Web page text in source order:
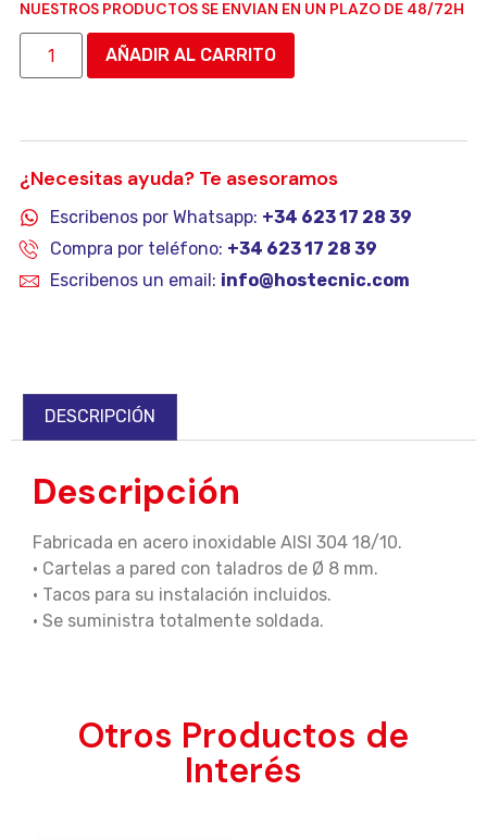
NUESTROS PRODUCTOS SE ENVIAN EN UN PLAZO DE 48/72H
AÑADIR AL CARRITO
¿Necesitas ayuda? Te asesoramos
Escribenos por Whatsapp: +34 623 17 28 39
Compra por teléfono: +34 623 17 28 39
Escribenos un email: info@hostecnic.com
DESCRIPCIÓN
Descripción
Fabricada en acero inoxidable AISI 304 18/10.
· Cartelas a pared con taladros de Ø 8 mm.
· Tacos para su instalación incluidos.
· Se suministra totalmente soldada.
Otros Productos de
Interés